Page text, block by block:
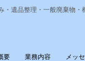
遺品整理・一般廃棄物
要 業務内容 メッ